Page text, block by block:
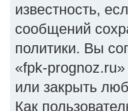
известность,
сообщений
политики. Вы
«fpk-prognoz.ru»
или закрыть
Как